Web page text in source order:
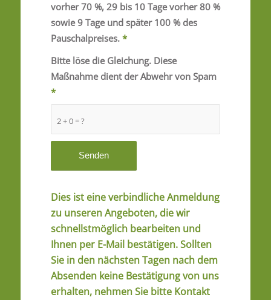
vorher 70 %, 29 bis 10 Tage vorher 80 %
sowie 9 Tage und später 100 % des
Pauschalpreises. *
2 + 0 = ?
Bitte löse die Gleichung. Diese
Maßnahme dient der Abwehr von Spam
*
Dies ist eine verbindliche Anmeldung
zu unseren Angeboten, die wir
schnellstmöglich bearbeiten und
Ihnen per E-Mail bestätigen. Sollten
Sie in den nächsten Tagen nach dem
Absenden keine Bestätigung von uns
erhalten, nehmen Sie bitte Kontakt